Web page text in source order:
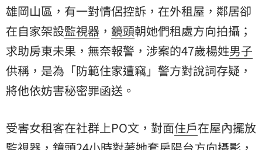
雄岡山區，有一對情侶控訴，在外租屋，鄰居卻
在自家架設監視器 ， 鏡頭朝她們租處方向拍攝；
求助房東未果，無奈報警，涉案的47歲楊姓男子
供稱，是為「防範住家遭竊」警方對說詞存疑，
將他依妨害秘密罪函送。
受害女租客在社群上PO文，對面住戶在屋內擺放